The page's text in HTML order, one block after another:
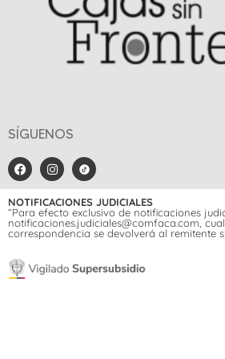
SÍGUENOS
NOTIFICACIONES JUDICIALES
“Para efecto exclusivo de notificaciones
notificaciones.judiciales@comfaca.com,
correspondencia se devolverá al remitente